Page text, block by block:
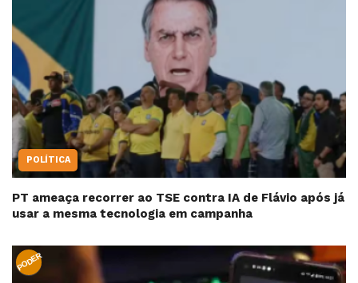
POLÍTICA
PT ameaça recorrer ao TSE contra IA de Flávio após já
usar a mesma tecnologia em campanha
PODER